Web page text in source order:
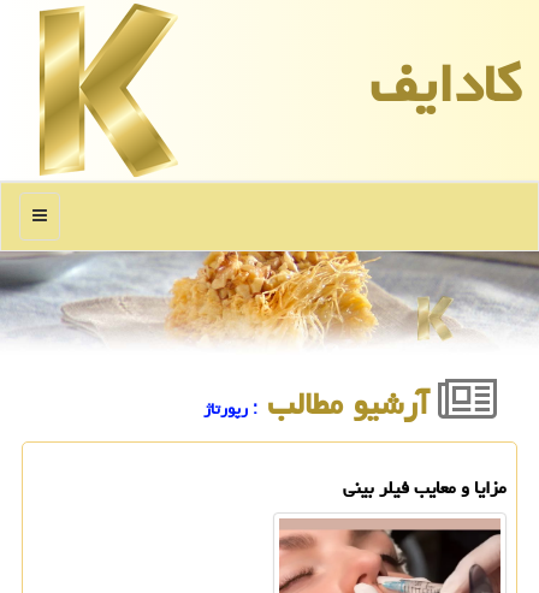
كادایف
منو
آرشیو مطالب : رپورتاژ
مزایا و معایب فیلر بینی